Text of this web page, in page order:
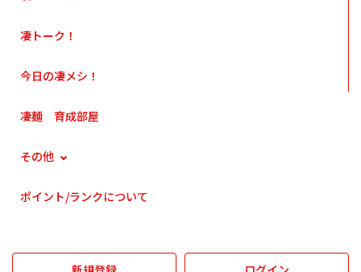
凄トーク！
今日の凄メシ！
凄麺 育成部屋
その他
ポイント/ランクについて